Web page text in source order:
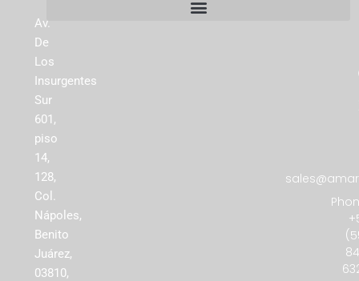
Av.
De
Los
Insurgentes
Sur
601,
piso
14,
128,
Col.
Nápoles,
Benito
Juárez,
03810,